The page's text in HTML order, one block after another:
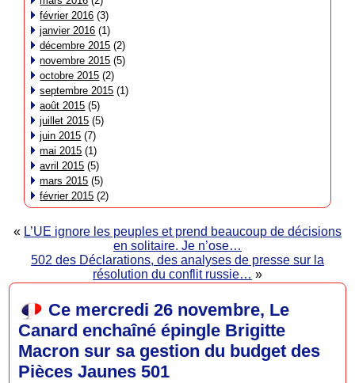
février 2016 (3)
janvier 2016 (1)
décembre 2015 (2)
novembre 2015 (5)
octobre 2015 (2)
septembre 2015 (1)
août 2015 (5)
juillet 2015 (5)
juin 2015 (7)
mai 2015 (1)
avril 2015 (5)
mars 2015 (5)
février 2015 (2)
« L’UE ignore les peuples et prend beaucoup de décisions
en solitaire. Je n’ose…
502 des Déclarations, des analyses de presse sur la
résolution du conflit russie… »
Ce mercredi 26 novembre, Le
Canard enchaîné épingle Brigitte
Macron sur sa gestion du budget des
Pièces Jaunes 501